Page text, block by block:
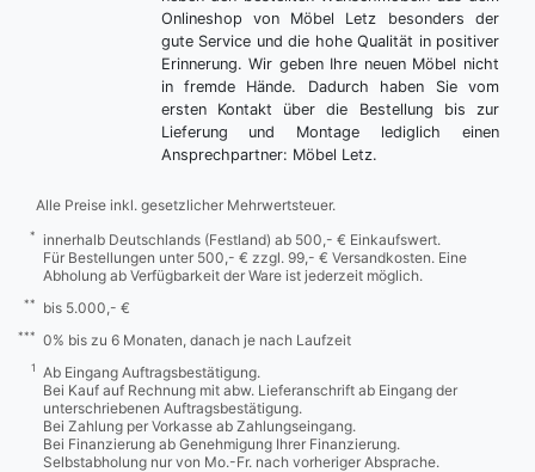
Onlineshop von Möbel Letz besonders der
gute Service und die hohe Qualität in positiver
Erinnerung. Wir geben Ihre neuen Möbel nicht
in fremde Hände. Dadurch haben Sie vom
ersten Kontakt über die Bestellung bis zur
Lieferung und Montage lediglich einen
Ansprechpartner: Möbel Letz.
Alle Preise inkl. gesetzlicher Mehrwertsteuer.
*
innerhalb Deutschlands (Festland) ab 500,- € Einkaufswert.
Für Bestellungen unter 500,- € zzgl. 99,- € Versandkosten. Eine
Abholung ab Verfügbarkeit der Ware ist jederzeit möglich.
** bis 5.000,- €
*** 0% bis zu 6 Monaten, danach je nach Laufzeit
1
Ab Eingang Auftragsbestätigung.
Bei Kauf auf Rechnung mit abw. Lieferanschrift ab Eingang der
unterschriebenen Auftragsbestätigung.
Bei Zahlung per Vorkasse ab Zahlungseingang.
Bei Finanzierung ab Genehmigung Ihrer Finanzierung.
Selbstabholung nur von Mo.-Fr. nach vorheriger Absprache.